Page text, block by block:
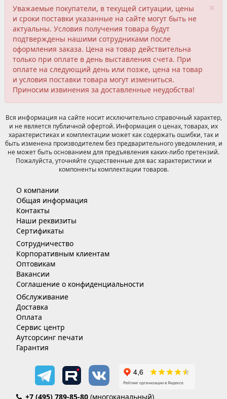
×
Уважаемые покупатели, в текущей ситуации, цены
и сроки поставки указанные на сайте могут быть не
актуальны. Условия получения товара будут
подтверждены нашими сотрудниками после
оформления заказа. Цена на товар действительна
только при оплате в день выставления счета. При
оплате на следующий день или позже, цена на товар
и условия поставки товара могут измениться.
Приносим извинения за доставленные неудобства!
Вся информация на сайте носит исключительно справочный характер,
и не является публичной офертой. Информация о ценах, товарах, их
характеристиках и комплектации может как содержать ошибки, так и
быть изменена производителем без предварительного уведомления, и
не может быть основанием для предъявления каких-либо претензий.
Пожалуйста, уточняйте существенные для вас характеристики и
компоненты комплектации товаров.
О компании
Общая информация
Контакты
Наши реквизиты
Сертификаты
Сотрудничество
Корпоративным клиентам
Оптовикам
Вакансии
Соглашение о конфиденциальности
Обслуживание
Доставка
Оплата
Сервис центр
Аутсорсинг печати
Гарантия
+7 (495) 789-85-80 (многоканальный)